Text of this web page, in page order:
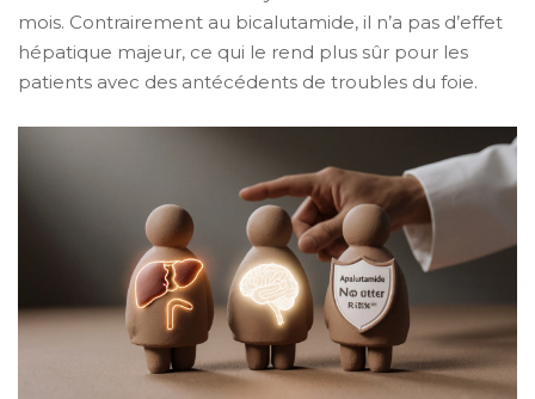
mois. Contrairement au bicalutamide, il n’a pas d’effet
hépatique majeur, ce qui le rend plus sûr pour les
patients avec des antécédents de troubles du foie.